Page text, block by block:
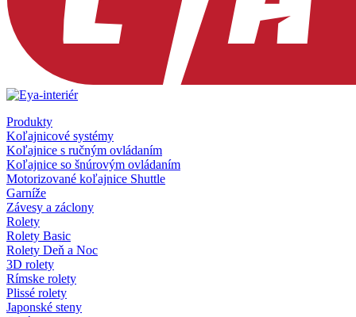
Produkty
Koľajnicové systémy
Koľajnice s ručným ovládaním
Koľajnice so šnúrovým ovládaním
Motorizované koľajnice Shuttle
Garníže
Závesy a záclony
Rolety
Rolety Basic
Rolety Deň a Noc
3D rolety
Rímske rolety
Plissé rolety
Japonské steny